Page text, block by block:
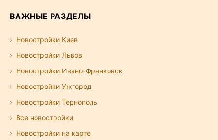
ВАЖНЫЕ РАЗДЕЛЫ
Новостройки Киев
Новостройки Львов
Новостройки Ивано-Франковск
Новостройки Ужгород
Новостройки Тернополь
Все новостройки
Новостройки на карте